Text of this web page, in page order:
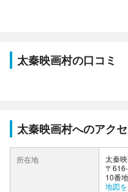
太秦映画村の口コミ
太秦映画村へのアク
所在地
太秦
〒
10番地
地図